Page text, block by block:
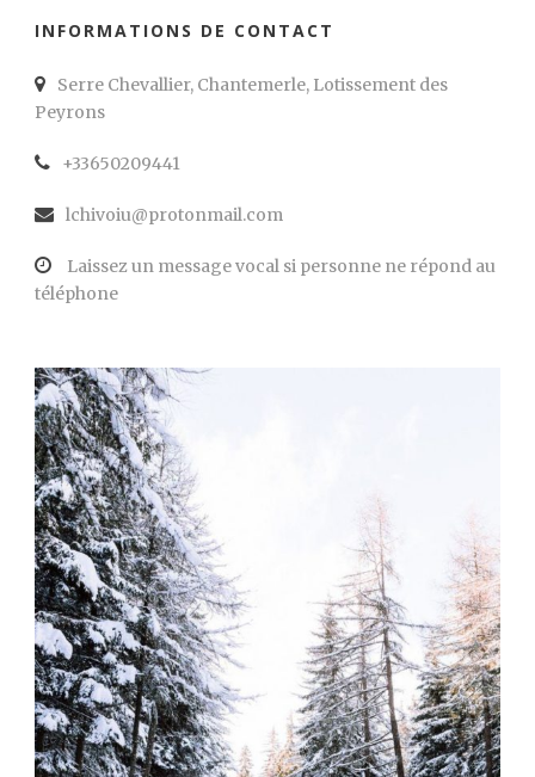
INFORMATIONS DE CONTACT
Serre Chevallier, Chantemerle, Lotissement des
Peyrons
+33650209441
lchivoiu@protonmail.com
Laissez un message vocal si personne ne répond au
téléphone